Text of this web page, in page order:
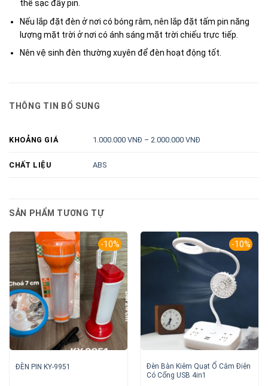
thể sạc đầy pin.
Nếu lắp đặt đèn ở nơi có bóng râm, nên lắp đặt tấm pin năng
lượng mặt trời ở nơi có ánh sáng mặt trời chiếu trực tiếp.
Nên vệ sinh đèn thường xuyên để đèn hoạt động tốt.
THÔNG TIN BỔ SUNG
KHOẢNG GIÁ 1.000.000 VNĐ – 2.000.000 VNĐ
CHẤT LIỆU ABS
SẢN PHẨM TƯƠNG TỰ
-10%
ĐÈN PIN KY-9951
-10%
Đèn Bàn Kiêm Quạt Ổ Cắm Điện
Có Cổng USB 4in1